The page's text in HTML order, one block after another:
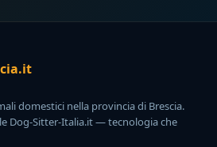
domestici nella provincia di Brescia.
Dog-Sitter-Italia.it — tecnologia che